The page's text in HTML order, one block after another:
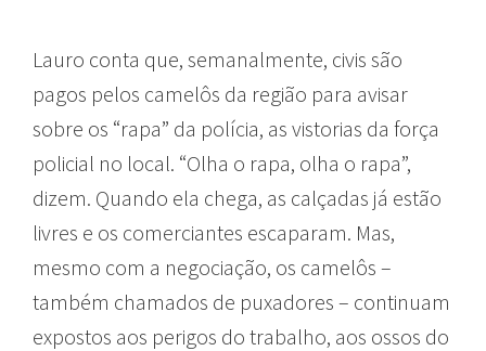
Lauro conta que, semanalmente, civis são
pagos pelos camelôs da região para avisar
sobre os “rapa” da polícia, as vistorias da força
policial no local. “Olha o rapa, olha o rapa”,
dizem. Quando ela chega, as calçadas já estão
livres e os comerciantes escaparam. Mas,
mesmo com a negociação, os camelôs –
também chamados de puxadores – continuam
expostos aos perigos do trabalho, aos ossos do